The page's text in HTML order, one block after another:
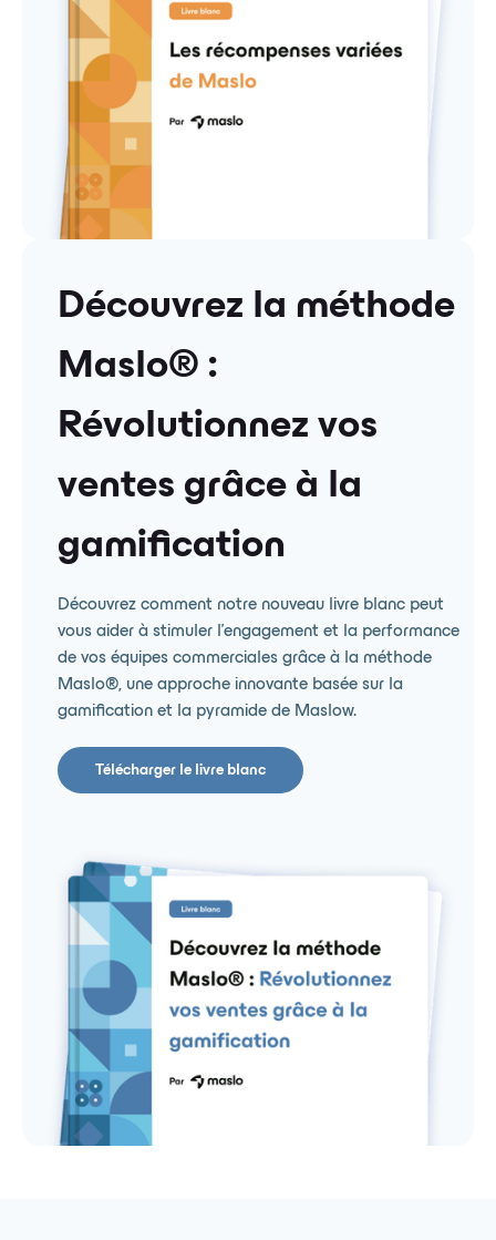
Découvrez la méthode
Maslo®️ :
Révolutionnez vos
ventes grâce à la
gamification
Découvrez comment notre nouveau livre blanc peut
vous aider à stimuler l'engagement et la performance
de vos équipes commerciales grâce à la méthode
Maslo®️, une approche innovante basée sur la
gamification et la pyramide de Maslow.
Télécharger le livre blanc